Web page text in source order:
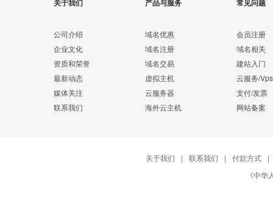
关于我们
公司介绍
企业文化
资质和荣誉
最新动态
媒体关注
联系我们
产品与服务
域名优惠
域名注册
域名交易
虚拟主机
云服务器
海外云主机
常见问题
会员注册
域名相关
建站入门
云服务/Vps
支付/发票
网站备案
关于我们 | 联系我们 | 付款方式
|
《中